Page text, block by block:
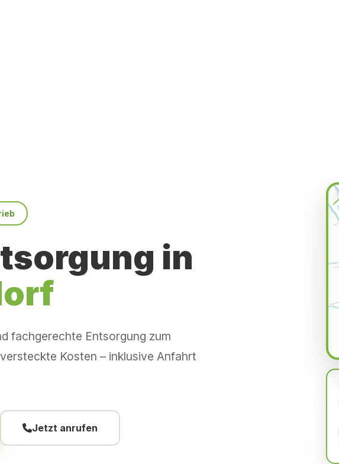
in
fachgerechte Entsorgung zum
Kosten – inklusive Anfahrt
Jetzt anrufen